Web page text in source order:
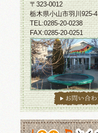
〒323-0012
栃木県小山市羽川925-4
TEL:0285-20-0238
FAX:0285-20-0251